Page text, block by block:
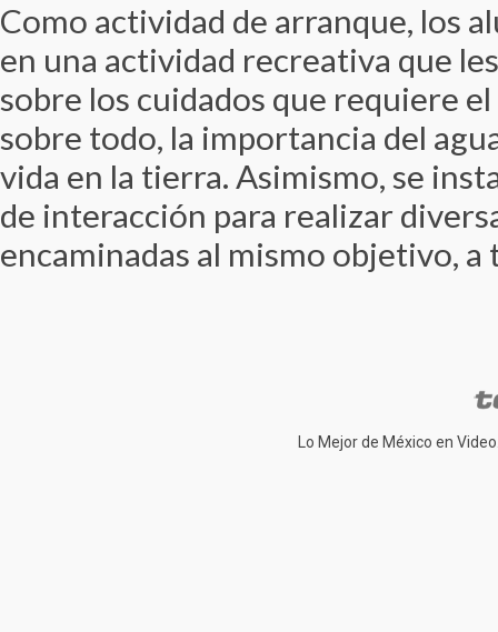
Como actividad de arranque, los
en una actividad recreativa que
sobre los cuidados que requiere
sobre todo, la importancia del
vida en la tierra. Asimismo, se
de interacción para realizar
encaminadas al mismo objetivo, a
Lo Mejor de México en